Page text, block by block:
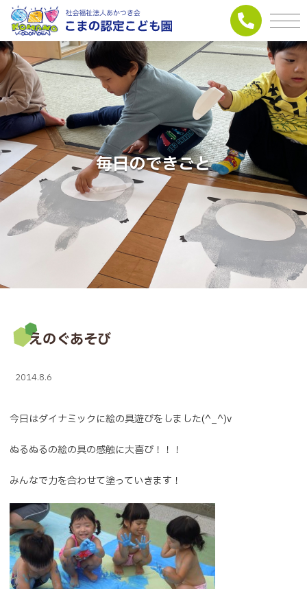
毎日のできごと
えのぐあそび
2014.8.6
今日はダイナミックに絵の具遊びをしました(^_^)v
ぬるぬるの絵の具の感触に大喜び！！！
みんなで力を合わせて塗っていきます！